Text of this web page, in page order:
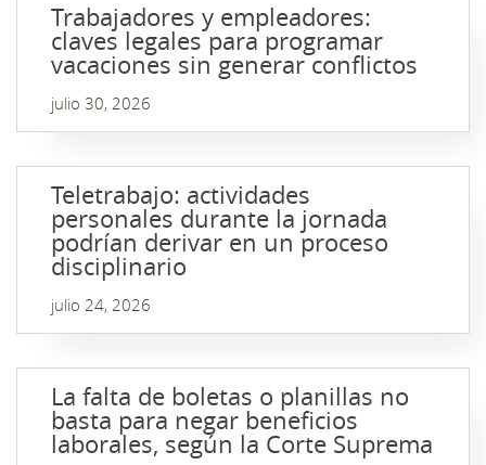
Trabajadores y empleadores:
claves legales para programar
vacaciones sin generar conflictos
julio 30, 2026
Teletrabajo: actividades
personales durante la jornada
podrían derivar en un proceso
disciplinario
julio 24, 2026
La falta de boletas o planillas no
basta para negar beneficios
laborales, según la Corte Suprema